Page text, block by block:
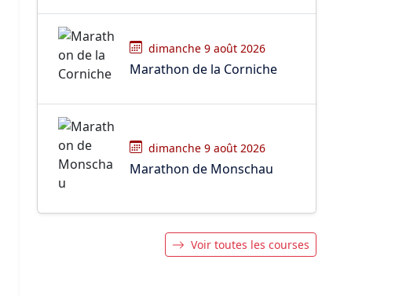
dimanche 9 août 2026
Marathon de la Corniche
dimanche 9 août 2026
Marathon de Monschau
Voir toutes les courses